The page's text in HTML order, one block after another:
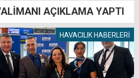
AÇIKLAMA YAPTI
HAVACILIK HABERLERİ